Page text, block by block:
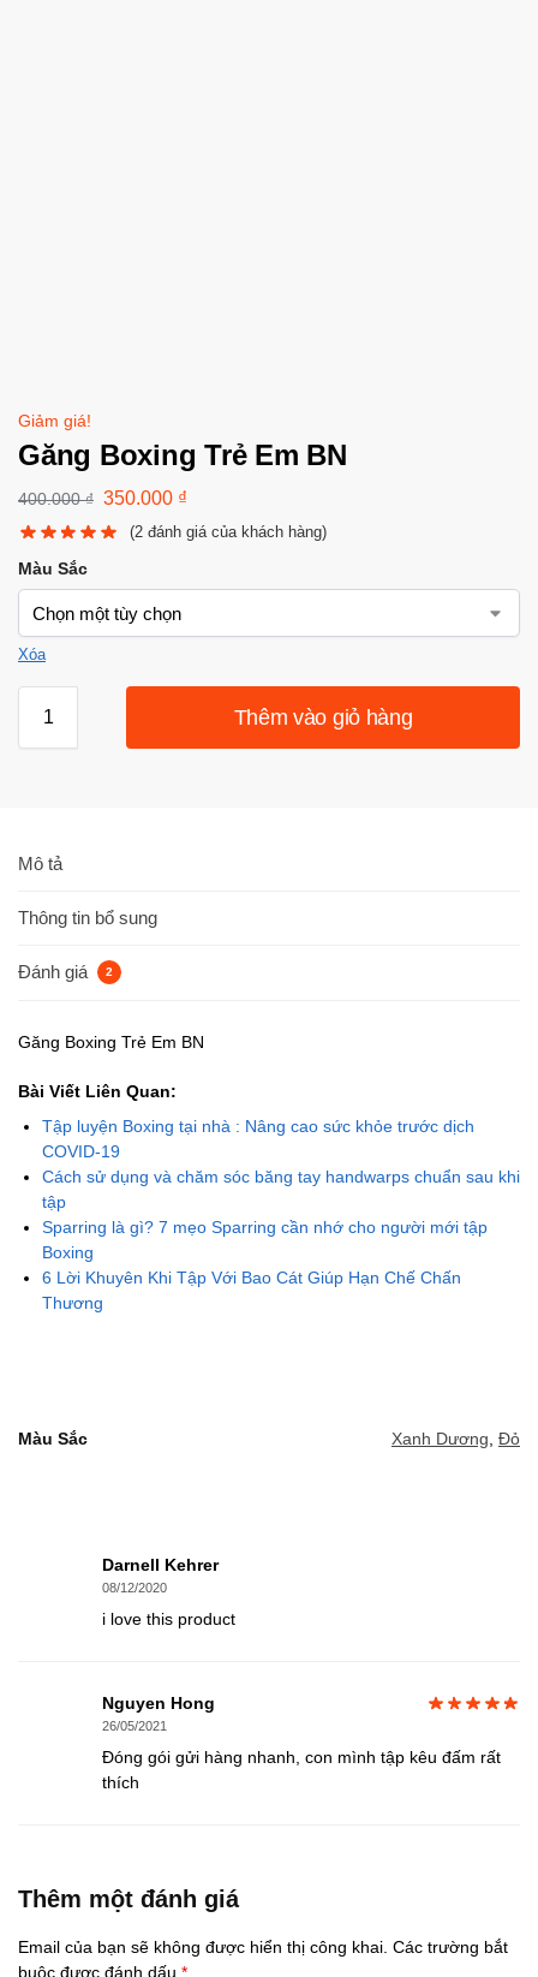
Giảm giá!
Găng Boxing Trẻ Em BN
400.000₫ 350.000 ₫
(2 đánh giá của khách hàng)
Màu Sắc
Xóa
Thêm vào giỏ hàng
Mô tả
Thông tin bổ sung
Đánh giá 2
Găng Boxing Trẻ Em BN
Bài Viết Liên Quan:
Tập luyện Boxing tại nhà : Nâng cao sức khỏe trước dịch
COVID-19
Cách sử dụng và chăm sóc băng tay handwarps chuẩn sau khi
tập
Sparring là gì? 7 mẹo Sparring cần nhớ cho người mới tập
Boxing
6 Lời Khuyên Khi Tập Với Bao Cát Giúp Hạn Chế Chấn
Thương
Màu Sắc Xanh Dương Đỏ
Darnell Kehrer
08/12/2020
i love this product
Nguyen Hong
26/05/2021
Đóng gói gửi hàng nhanh, con mình tập kêu đấm rất
thích
Thêm một đánh giá
Email của bạn sẽ không được hiển thị công khai. Các trường bắt
buộc được đánh dấu *